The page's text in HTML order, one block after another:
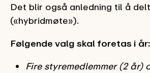
Det blir også anledning til å
(«hybridmøte»).
Følgende valg skal foretas i år:
Fire styremedlemmer (2 år)